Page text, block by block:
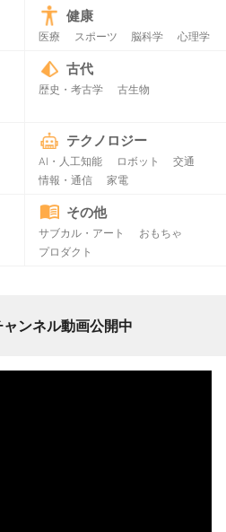
健康
医療 スポーツ 脳科学 心理学
古代
歴史・考古学 古生物
テクノロジー
AI・人工知能 ロボット
交通
情報・通信
家電
その他
サブカル・アート
おもちゃ
プロダクト
ンネル動画公開中